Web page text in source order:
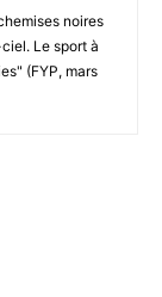
noires
Le sport à
(FYP, mars